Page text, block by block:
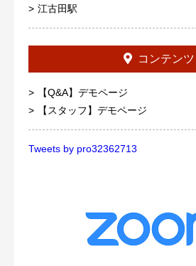
江古田駅
コンテンツ
【Q&A】デモページ
【スタッフ】デモページ
Tweets by pro32362713